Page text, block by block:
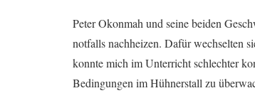
Peter Okonmah und seine beiden
notfalls nachheizen. Dafür wechselten
konnte mich im Unterricht schlechter
Bedingungen im Hühnerstall zu